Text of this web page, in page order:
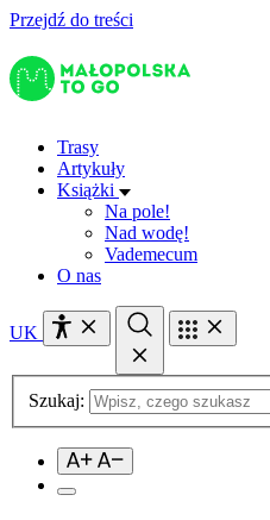
Przejdź do treści
Trasy
Artykuły
Książki
Na pole!
Nad wodę!
Vademecum
O nas
UK
Szukaj: